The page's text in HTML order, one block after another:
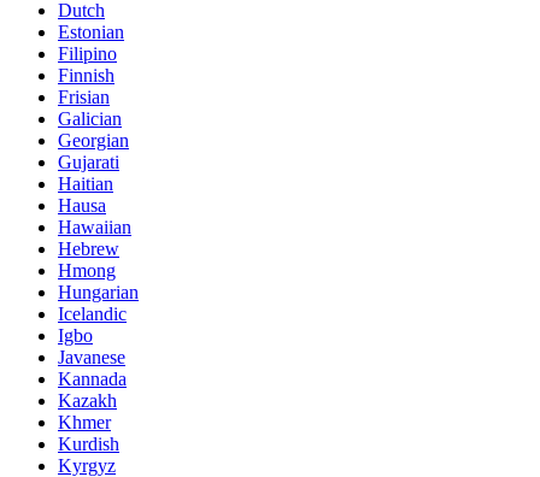
Dutch
Estonian
Filipino
Finnish
Frisian
Galician
Georgian
Gujarati
Haitian
Hausa
Hawaiian
Hebrew
Hmong
Hungarian
Icelandic
Igbo
Javanese
Kannada
Kazakh
Khmer
Kurdish
Kyrgyz